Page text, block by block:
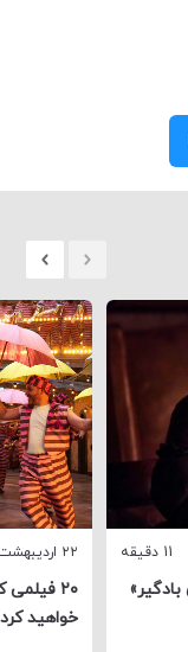
11 دقیقه ۲۲ اردیبهشت ۱۳۹۹
۲۰
خواهید کرد